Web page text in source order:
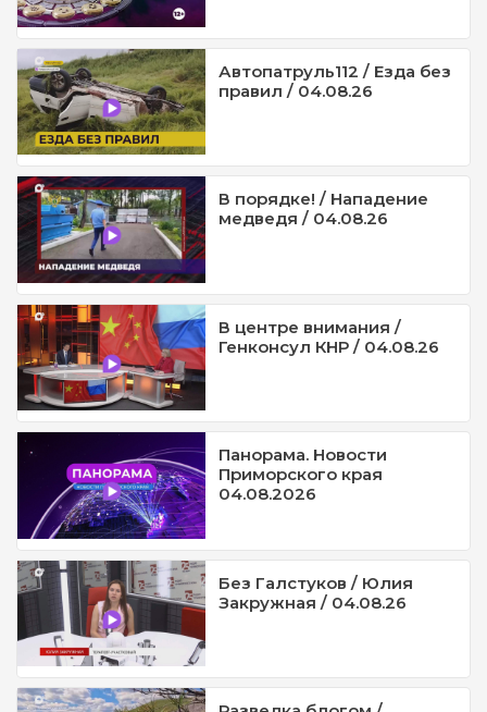
Автопатруль112 / Езда без
правил / 04.08.26
В порядке! / Нападение
медведя / 04.08.26
В центре внимания /
Генконсул КНР / 04.08.26
Панорама. Новости
Приморского края
04.08.2026
Без Галстуков / Юлия
Закружная / 04.08.26